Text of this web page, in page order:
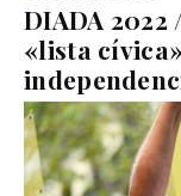
DIADA 2022
«lista